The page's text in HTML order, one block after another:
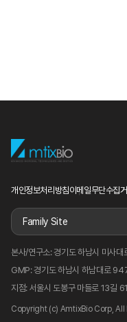
본사/연구소:경기도 하남시 미사
GMP:경기도 하남시 하남대로
지점: 서울시 도봉구 마들로 13길
Copyright (c) AmtixBio Corp, All
개인정보처리방침이메일무단수집
Family Site